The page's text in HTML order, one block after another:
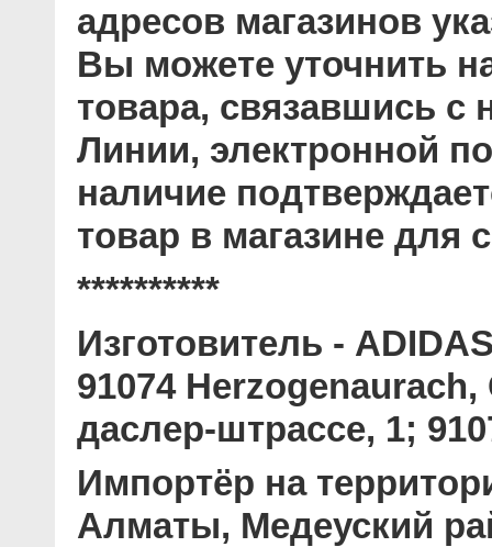
адресов магазинов
Вы можете уточнить
товара, связавшись
Линии, электронной
наличие
товар в магазине для
**********
Изготовитель -
91074
даслер-штрассе, 1;
Импортёр на
Алматы, Медеуский